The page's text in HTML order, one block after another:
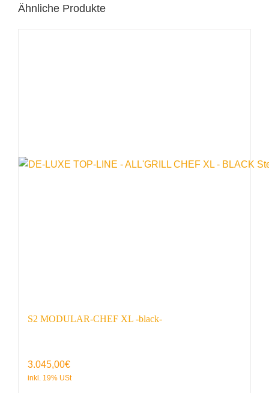
Ähnliche Produkte
S2 MODULAR-CHEF XL -black-
3.045,00€